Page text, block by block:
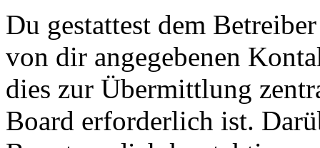
Du gestattest dem
von dir angegebenen
dies zur Übermittlung
Board erforderlich ist.